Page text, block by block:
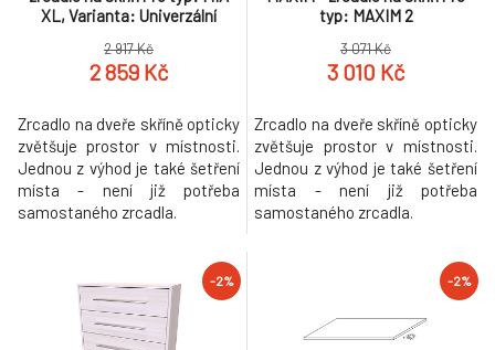
XL, Varianta: Univerzální
2 917 Kč
2 859 Kč
Zrcadlo na dveře skříně opticky
zvětšuje prostor v místnosti.
Jednou z výhod je také šetření
místa - není již potřeba
samostaného zrcadla.
typ: MAXIM 2
3 071 Kč
3 010 Kč
Zrcadlo na dveře skříně opticky
zvětšuje prostor v místnosti.
Jednou z výhod je také šetření
místa - není již potřeba
samostaného zrcadla.
-2% -2%